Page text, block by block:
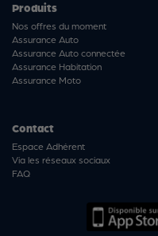
Produits
Nos offres du moment
Assurance Auto
Assurance Auto connectée
Assurance Habitation
Assurance Moto
Contact
Espace Adhérent
Via les réseaux sociaux
FAQ